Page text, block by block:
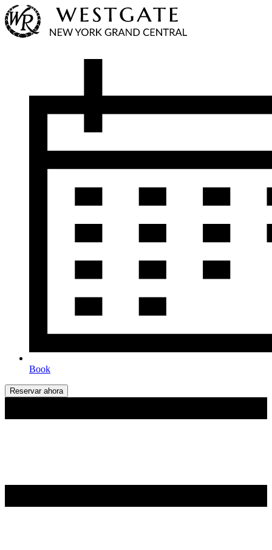
Book
Reservar ahora